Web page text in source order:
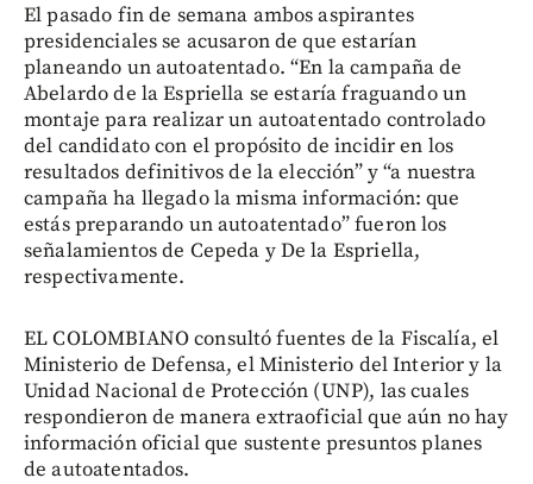
El pasado fin de semana ambos aspirantes
presidenciales se acusaron de que estarían
planeando un autoatentado. “En la campaña de
Abelardo de la Espriella se estaría fraguando un
montaje para realizar un autoatentado controlado
del candidato con el propósito de incidir en los
resultados definitivos de la elección” y “a nuestra
campaña ha llegado la misma información: que
estás preparando un autoatentado” fueron los
señalamientos de Cepeda y De la Espriella,
respectivamente.
EL COLOMBIANO consultó fuentes de la Fiscalía, el
Ministerio de Defensa, el Ministerio del Interior y la
Unidad Nacional de Protección (UNP), las cuales
respondieron de manera extraoficial que aún no hay
información oficial que sustente presuntos planes
de autoatentados.